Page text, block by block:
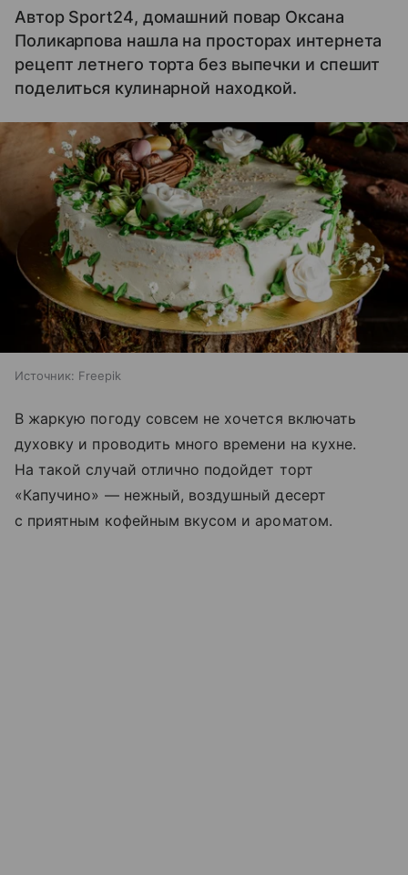
Автор Sport24, домашний повар Оксана
Поликарпова нашла на просторах интернета
рецепт летнего торта без выпечки и спешит
поделиться кулинарной находкой.
Источник: Freepik
В жаркую погоду совсем не хочется включать
духовку и проводить много времени на кухне.
На такой случай отлично подойдет торт
«Капучино» — нежный, воздушный десерт
с приятным кофейным вкусом и ароматом.